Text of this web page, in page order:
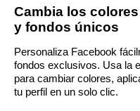
Cambia los
y fondos únicos
Personaliza Facebook
fondos exclusivos. Usa la
para cambiar colores,
tu perfil en un solo clic.